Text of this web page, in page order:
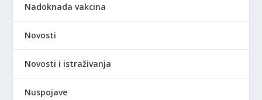
Nadoknada vakcina
Novosti
Novosti i istraživanja
Nuspojave